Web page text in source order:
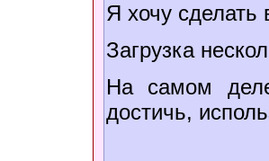
Я хочу сделать
Загрузка
На самом
достичь,